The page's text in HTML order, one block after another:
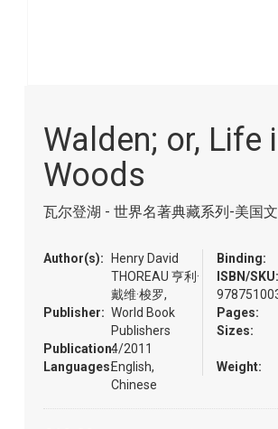
the
beginning
images
Walden; or, Life
Woods
瓦尔登湖 - 世界名著典藏系列-美国
Author(s):
Henry David
THOREAU 亨利·
戴维·梭罗,
Publisher: World Book
Publishers
Publication:4/2011
Languages:English,
Chinese
Binding:
ISBN/SKU:
Pages:
Sizes:
Weight: